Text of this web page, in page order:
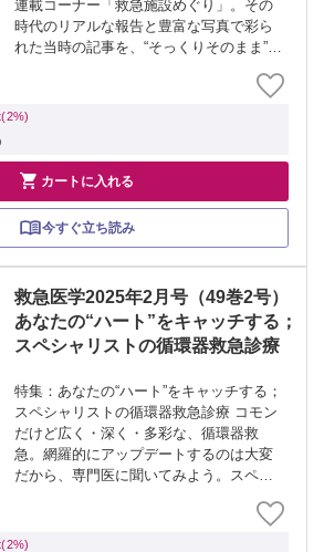
連載コーナー「救急施設めぐり」。その
時代のリアルな報告と豊富な写真で彩ら
れた当時の記事を、“そっくりそのまま”復
急医療」をのぞき見しよう。 ≫ 「救急
医学」最新号・バックナンバーはこ...
 カートに入れる
今すぐ立ち読み
救急医学2025年2月号（49巻2号）
あなたの“ハート”をキャッチする；
スペシャリストの循環器救急診療
特集：あなたの“ハート”をキャッチする；
スペシャリストの循環器救急診療 コモン
だけど広く・深く・多彩な、循環器救
急。網羅的にアップデートするのは大変
だから、専門医に聞いてみよう。スペシ
の丁寧な解説は、きっとあなたの“ハー
ト”をキャッチして、患者の“ハート”を救